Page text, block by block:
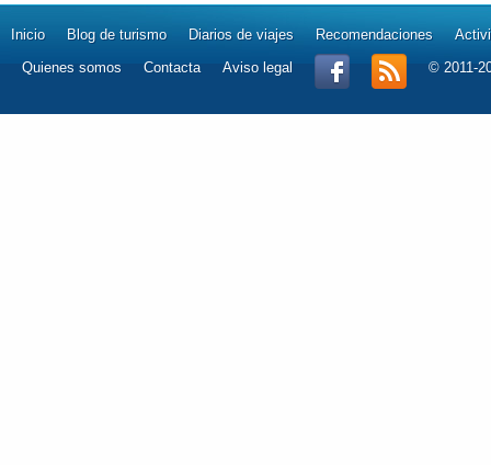
Inicio Blog de turismo Diarios de viajes Recomendaciones
Quienes somos
Contacta Aviso legal © 2011-